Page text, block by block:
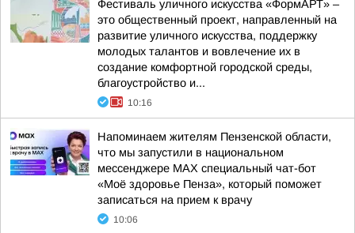
Фестиваль уличного искусства «ФормАРТ» –
это общественный проект, направленный на
развитие уличного искусства, поддержку
молодых талантов и вовлечение их в
создание комфортной городской среды,
благоустройство и...
10:16
Напоминаем жителям Пензенской области,
что мы запустили в национальном
мессенджере МАХ специальный чат-бот
«Моё здоровье Пенза», который поможет
записаться на прием к врачу
10:06